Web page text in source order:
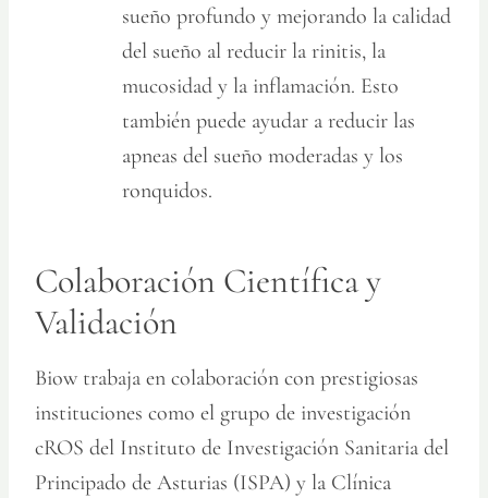
sueño profundo y mejorando la calidad
del sueño al reducir la rinitis, la
mucosidad y la inflamación. Esto
también puede ayudar a reducir las
apneas del sueño moderadas y los
ronquidos.
Colaboración Científica y
Validación
Biow trabaja en colaboración con prestigiosas
instituciones como el grupo de investigación
cROS del Instituto de Investigación Sanitaria del
Principado de Asturias (ISPA) y la Clínica